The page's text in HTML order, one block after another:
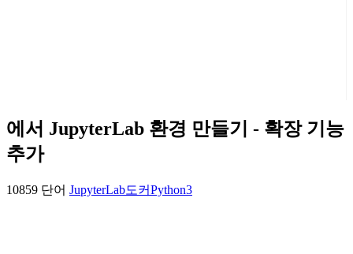
에서 JupyterLab 환경 만들기 - 확장 기능
추가
10859 단어 JupyterLab도커Python3